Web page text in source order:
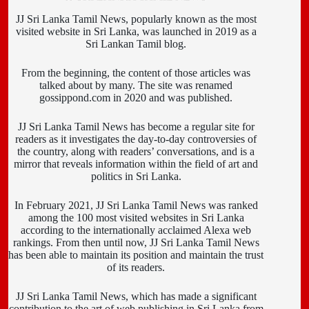
JJ Sri Lanka Tamil News, popularly known as the most
visited website in Sri Lanka, was launched in 2019 as a
Sri Lankan Tamil blog.
From the beginning, the content of those articles was
talked about by many. The site was renamed
gossippond.com in 2020 and was published.
JJ Sri Lanka Tamil News has become a regular site for
readers as it investigates the day-to-day controversies of
the country, along with readers’ conversations, and is a
mirror that reveals information within the field of art and
politics in Sri Lanka.
In February 2021, JJ Sri Lanka Tamil News was ranked
among the 100 most visited websites in Sri Lanka
according to the internationally acclaimed Alexa web
rankings. From then until now, JJ Sri Lanka Tamil News
has been able to maintain its position and maintain the trust
of its readers.
JJ Sri Lanka Tamil News, which has made a significant